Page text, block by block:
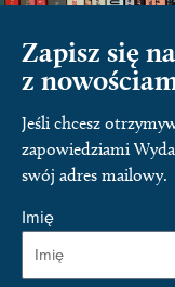
Zapisz się
z
Jeśli chcesz
zapowiedziami
swój adres mailowy.
Imię